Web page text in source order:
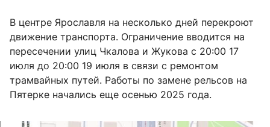
В центре Ярославля на несколько дней перекроют
движение транспорта. Ограничение вводится на
пересечении улиц Чкалова и Жукова с 20:00 17
июля до 20:00 19 июля в связи с ремонтом
трамвайных путей. Работы по замене рельсов на
Пятерке начались еще осенью 2025 года.